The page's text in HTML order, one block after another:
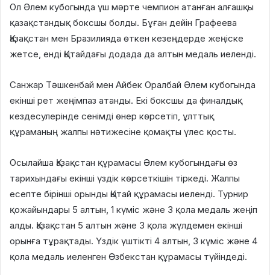
Ол Әлем кубогында үш мәрте чемпион атанған алғашқы
қазақстандық боксшы болды. Бұған дейін Графеева
Қазақстан мен Бразилияда өткен кезеңдерде жеңіске
жетсе, енді Қытайдағы додада да алтын медаль иеленді.
Санжар Тәшкенбай мен Айбек Оралбай Әлем кубогында
екінші рет жеңімпаз атанды. Екі боксшы да финалдық
кездесулерінде сенімді өнер көрсетіп, ұлттық
құраманың жалпы нәтижесіне қомақты үлес қосты.
Осылайша Қазақстан құрамасы Әлем кубогындағы өз
тарихындағы екінші үздік көрсеткішін тіркеді. Жалпы
есепте бірінші орынды Қытай құрамасы иеленді. Турнир
қожайындары 5 алтын, 1 күміс және 3 қола медаль жеңіп
алды. Қазақстан 5 алтын және 3 қола жүлдемен екінші
орынға тұрақтады. Үздік үштікті 4 алтын, 3 күміс және 4
қола медаль иеленген Өзбекстан құрамасы түйіндеді.